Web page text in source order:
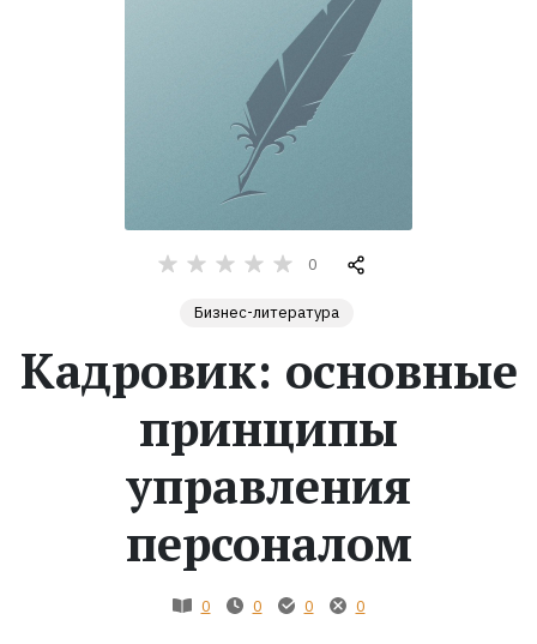
Экранизации
0
Бизнес-литература
Кадровик: основные
принципы
управления
персоналом
0 0 0 0